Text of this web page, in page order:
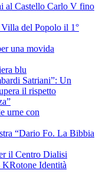
al Castello Carlo V fino
del Popolo il 1°
una movida
blu
Satriani”: Un
il rispetto
urne con
“Dario Fo. La Bibbia
il Centro Dialisi
Identità